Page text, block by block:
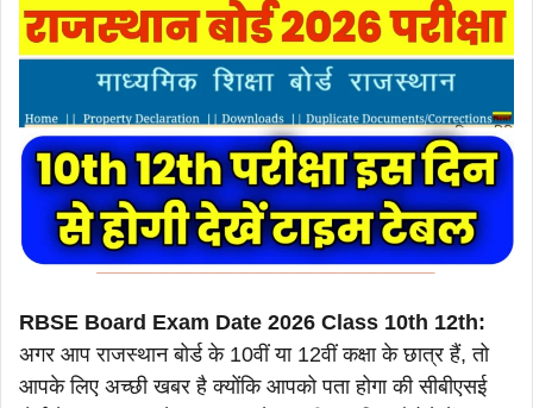
RBSE Board Exam Date 2026 Class 10th 12th:
अगर आप राजस्थान बोर्ड के 10वीं या 12वीं कक्षा के छात्र हैं, तो
आपके लिए अच्छी खबर है क्योंकि आपको पता होगा की सीबीएसई